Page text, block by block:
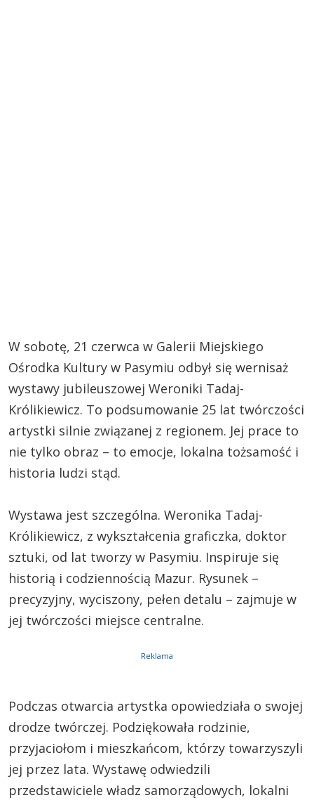
W sobotę, 21 czerwca w Galerii Miejskiego
Ośrodka Kultury w Pasymiu odbył się wernisaż
wystawy jubileuszowej Weroniki Tadaj-
Królikiewicz. To podsumowanie 25 lat twórczości
artystki silnie związanej z regionem. Jej prace to
nie tylko obraz – to emocje, lokalna tożsamość i
historia ludzi stąd.
Wystawa jest szczególna. Weronika Tadaj-
Królikiewicz, z wykształcenia graficzka, doktor
sztuki, od lat tworzy w Pasymiu. Inspiruje się
historią i codziennością Mazur. Rysunek –
precyzyjny, wyciszony, pełen detalu – zajmuje w
jej twórczości miejsce centralne.
Reklama
Podczas otwarcia artystka opowiedziała o swojej
drodze twórczej. Podziękowała rodzinie,
przyjaciołom i mieszkańcom, którzy towarzyszyli
jej przez lata. Wystawę odwiedzili
przedstawiciele władz samorządowych, lokalni